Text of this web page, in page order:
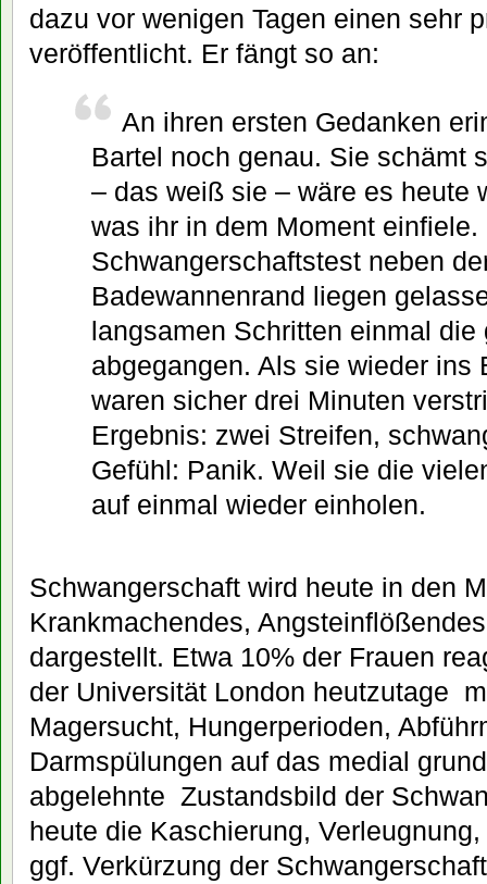
dazu vor wenigen Tagen einen sehr
veröffentlicht. Er fängt so an:
An ihren ersten Gedanken
Bartel noch genau. Sie schämt
– das weiß sie – wäre es heute
was ihr in dem Moment
Schwangerschaftstest neben
Badewannenrand liegen
langsamen Schritten einmal die
abgegangen. Als sie wieder ins
waren sicher drei Minuten
Ergebnis: zwei Streifen,
Gefühl: Panik. Weil sie die
auf einmal wieder einholen.
Schwangerschaft wird heute in den
Krankmachendes,
dargestellt. Etwa 10% der Frauen
der Universität London heutzutage
Magersucht, Hungerperioden,
Darmspülungen auf das medial
abgelehnte Zustandsbild der
heute die Kaschierung,
ggf. Verkürzung der